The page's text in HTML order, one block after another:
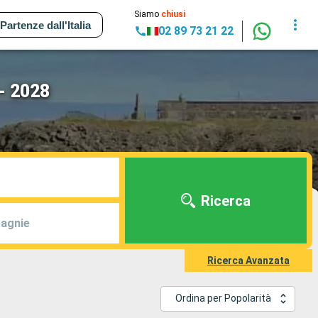
Partenze dall'Italia
Siamo chiusi
02 89 73 21 22
2028
Ricerca
Ricerca Avanzata
Ordina per Popolarità